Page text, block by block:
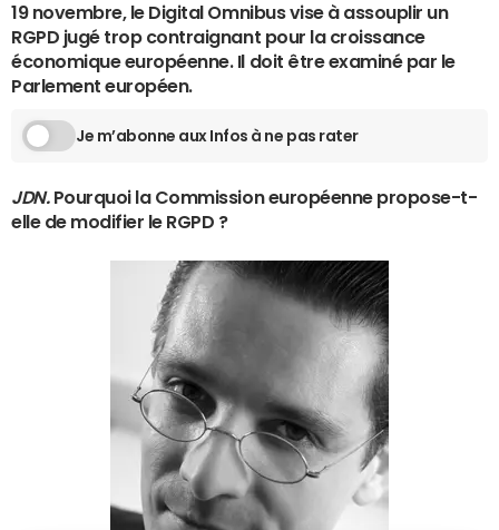
19 novembre, le Digital Omnibus vise à assouplir un
RGPD jugé trop contraignant pour la croissance
économique européenne. Il doit être examiné par le
Parlement européen.
Je m’abonne aux Infos à ne pas rater
JDN. Pourquoi la Commission européenne propose-t-
elle de modifier le RGPD ?